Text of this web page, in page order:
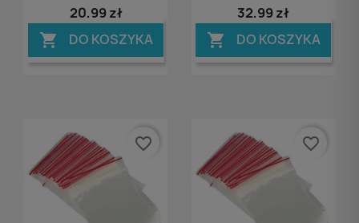
20,99 zł
 DO KOSZYKA
32,99 zł
 DO KOSZYKA
favorite_border favorite_border